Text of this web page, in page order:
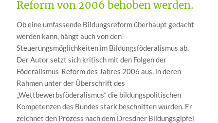
Reform von 2006 behoben werden.
Ob eine umfassende Bildungsreform überhaupt gedacht
werden kann, hängt auch von den
Steuerungsmöglichkeiten im Bildungsföderalismus ab.
Der Autor setzt sich kritisch mit den Folgen der
Föderalismus-Reform des Jahres 2006 aus, in deren
Rahmen unter der Überschrift des
„Wettbewerbsföderalismus“ die bildungspolitischen
Kompetenzen des Bundes stark beschnitten wurden. Er
zeichnet den Prozess nach dem Dresdner Bildungsgipfel